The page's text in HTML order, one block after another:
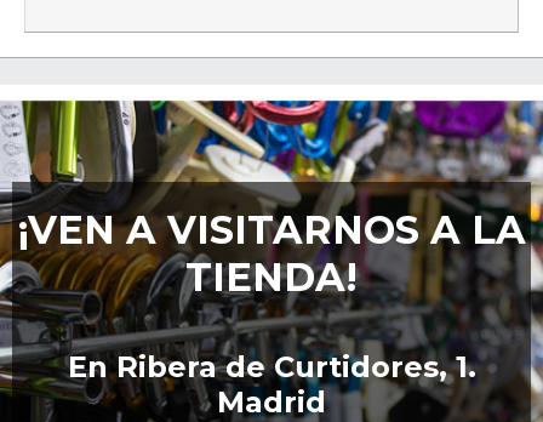
¡VEN A VISITARNOS A LA
TIENDA!
En Ribera de Curtidores, 1.
Madrid